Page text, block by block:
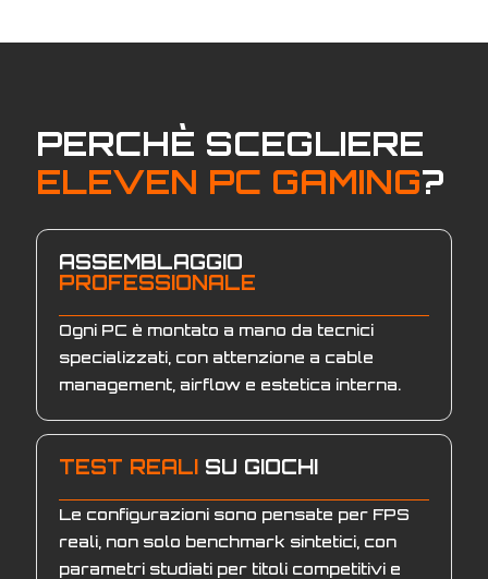
PERCHÈ SCEGLIERE
ELEVEN PC GAMING?
ASSEMBLAGGIO
PROFESSIONALE
Ogni PC è montato a mano da tecnici
specializzati, con attenzione a cable
management, airflow e estetica interna.
TEST REALI SU GIOCHI
Le configurazioni sono pensate per FPS
reali, non solo benchmark sintetici, con
parametri studiati per titoli competitivi e